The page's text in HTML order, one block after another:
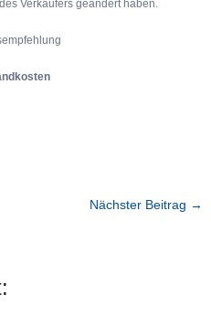
Verkäufers geändert haben.
Nächster Beitrag →